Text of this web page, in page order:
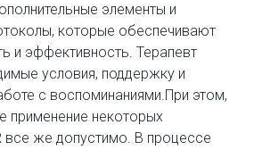
элементы и
которые обеспечивают
и эффективность. Терапевт
условия, поддержку и
с воспоминаниями.При этом,
применение некоторых
все же допустимо. В процессе